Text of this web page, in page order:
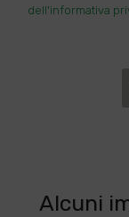
dell'informativa
Alcuni